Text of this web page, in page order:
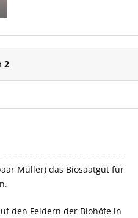
2
Müller) das Biosaatgut für
den Feldern der Biohöfe in